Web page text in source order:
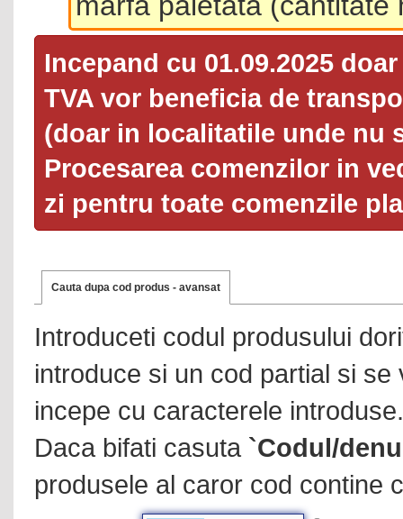
Incepand cu 01.09.2025
TVA vor beneficia de
(doar in localitatile unde nu
Procesarea comenzilor in
zi pentru toate comenzile
Cauta dupa cod produs - avansat
Introduceti codul produsului
introduce si un cod partial si
incepe cu caracterele introduse.
Daca bifati casuta `Codul/
produsele al caror cod contine